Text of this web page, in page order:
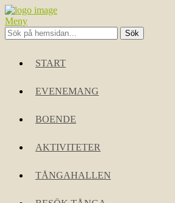
Meny
START
EVENEMANG
BOENDE
AKTIVITETER
TÅNGAHALLEN